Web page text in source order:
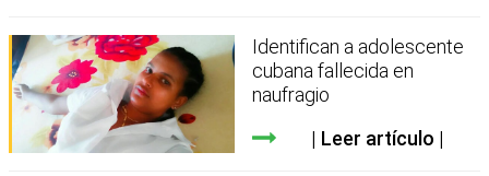
Identifican a adolescente
cubana fallecida en
naufragio
Leer artículo